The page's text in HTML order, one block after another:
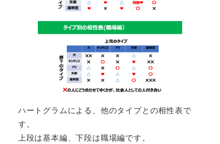
ハートグラムによる、他のタイプとの相性表で
す。
上段は基本編、下段は職場編です。